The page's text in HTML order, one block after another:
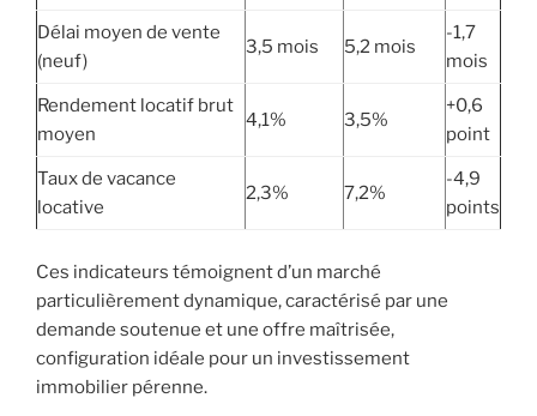
Délai moyen de vente
(neuf)
3,5 mois 5,2 mois
-1,7
mois
Rendement locatif brut
moyen
4,1% 3,5%
+0,6
point
Taux de vacance
locative
2,3% 7,2%
-4,9
points
Ces indicateurs témoignent d’un marché
particulièrement dynamique, caractérisé par une
demande soutenue et une offre maîtrisée,
configuration idéale pour un investissement
immobilier pérenne.